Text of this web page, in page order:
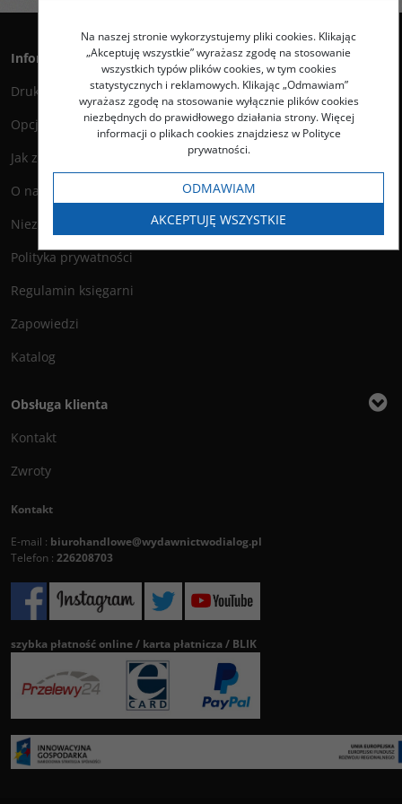
Informacje
Druk na życzenie
Opcje i koszty wysyłki
Jak zamawiać?
O nas
Niezbędnik Autora
Polityka prywatności
Regulamin księgarni
Zapowiedzi
Katalog
Obsługa klienta
Kontakt
Zwroty
Kontakt
E-mail : biurohandlowe@wydawnictwodialog.pl
Telefon : 226208703
szybka płatność online / karta płatnicza / BLIK
Na naszej stronie wykorzystujemy pliki cookies. Klikając
„Akceptuję wszystkie” wyrażasz zgodę na stosowanie
wszystkich typów plików cookies, w tym cookies
statystycznych i reklamowych. Klikając „Odmawiam”
wyrażasz zgodę na stosowanie wyłącznie plików cookies
niezbędnych do prawidłowego działania strony. Więcej
informacji o plikach cookies znajdziesz w Polityce
prywatności.
ODMAWIAM
AKCEPTUJĘ WSZYSTKIE